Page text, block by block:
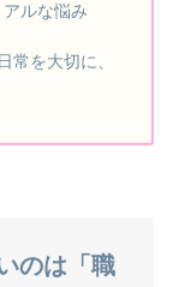
ルな悩み
常を大切に、
のは「職